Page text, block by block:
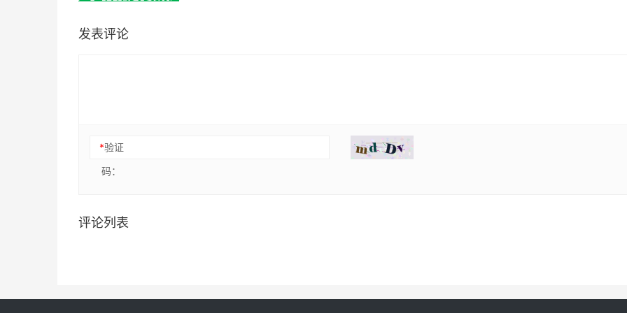
发表评论
*验证
码：
评论列表